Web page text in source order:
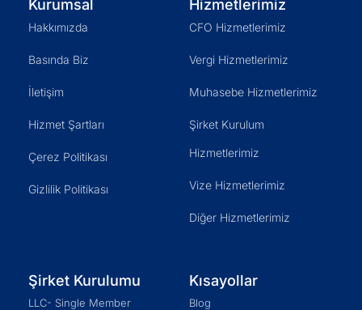
Kurumsal
Hakkımızda
Basında Biz
İletişim
Hizmet Şartları
Çerez Politikası
Gizlilik Politikası
Hizmetlerimiz
CFO Hizmetlerimiz
Vergi Hizmetlerimiz
Muhasebe Hizmetlerimiz
Şirket Kurulum
Hizmetlerimiz
Vize Hizmetlerimiz
Diğer Hizmetlerimiz
Şirket Kurulumu
LLC- Single Member
Kısayollar
Blog